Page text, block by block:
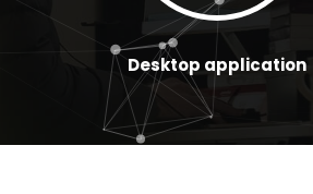
Desktop application